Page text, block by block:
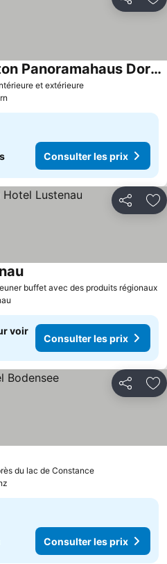
Partager
et extérieure
Four Points by Sheraton Panoramahaus Dornbirn
Consulter les prix
Partager
buffet avec des produits régionaux
voir
Consulter les prix
Partager
du lac de Constance
Consulter les prix